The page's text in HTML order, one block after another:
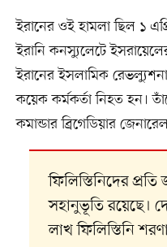
ইরানের ওই হামলা ছিল ১
ইরানি কনস্যুলেটে
ইরানের ইসলামিক
কয়েক কর্মকর্তা নিহত হন।
কমান্ডার ব্রিগেডিয়ার
ফিলিস্তিনিদের প্রতি
সহানুভূতি রয়েছে।
লাখ ফিলিস্তিনি